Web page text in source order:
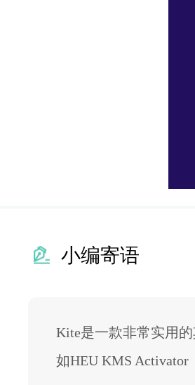
小编寄语
Kite是一款非常实用
如HEU KMS